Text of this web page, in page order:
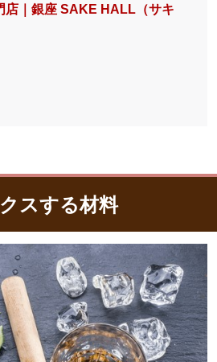
店｜銀座 SAKE HALL（サキ
スする材料